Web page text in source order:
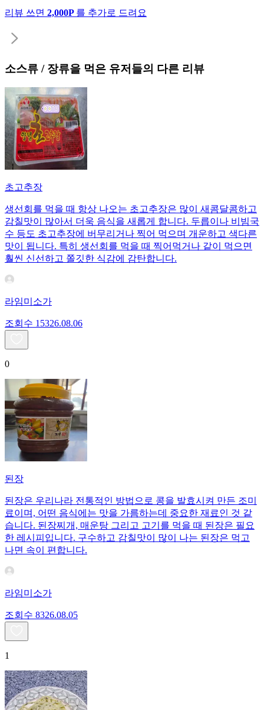
리뷰 쓰면 2,000P 를 추가로 드려요
소스류 / 장류을 먹은 유저들의 다른 리뷰
초고추장
생선회를 먹을 때 항상 나오는 초고추장은 많이 새콤달콤하고
감칠맛이 많아서 더욱 음식을 새롭게 합니다. 두릅이나 비빔국
수 등도 초고추장에 버무리거나 찍어 먹으며 개운하고 색다른
맛이 됩니다. 특히 생선회를 먹을 때 찍어먹거나 같이 먹으면
훨씬 신선하고 쫄깃한 식감에 감탄합니다.
라임미소가
조회수 15326.08.06
0
된장
된장은 우리나라 전통적인 방법으로 콩을 발효시켜 만든 조미
료이며, 어떤 음식에는 맛을 가름하는데 중요한 재료인 것 같
습니다. 된장찌개, 매운탕 그리고 고기를 먹을 때 된장은 필요
한 레시피입니다. 구수하고 감칠맛이 많이 나는 된장은 먹고
나면 속이 편합니다.
라임미소가
조회수 8326.08.05
1